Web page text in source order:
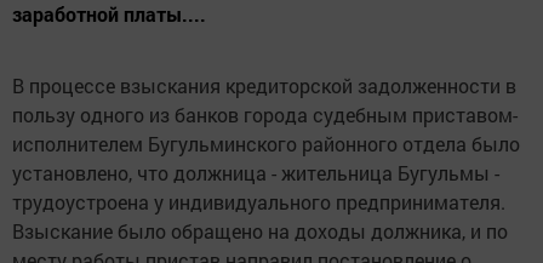
заработной платы....
В процессе взыскания кредиторской задолженности в
пользу одного из банков города судебным приставом-
исполнителем Бугульминского районного отдела было
установлено, что должница - жительница Бугульмы -
трудоустроена у индивидуального предпринимателя.
Взыскание было обращено на доходы должника, и по